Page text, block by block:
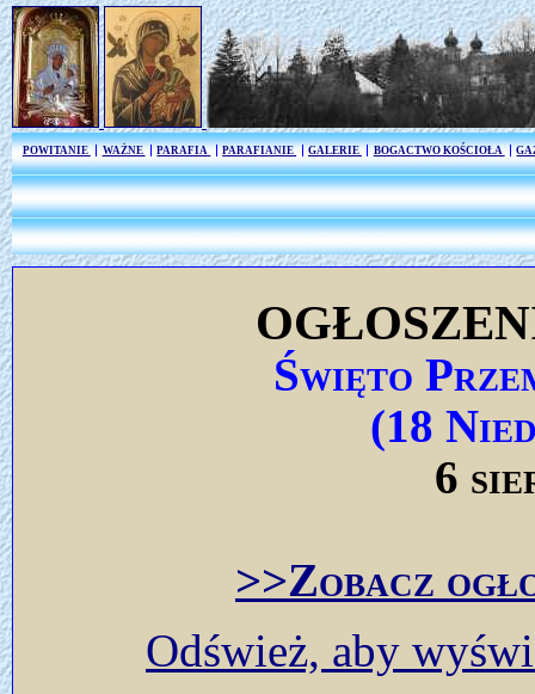
POWITANIE WAŻNE PARAFIA PARAFIANIE GALERIE BOGACTWO KOŚCIOŁA
Święto
(18
6
>>Zobacz
Odśwież, aby